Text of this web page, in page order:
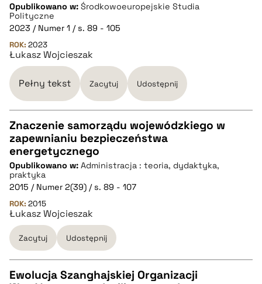
pobierz cytat
BIBTEX
pobierz cytat
Opublikowano w: Środkowoeuropejskie Studia
Polityczne
2023 / Numer 1 / s. 89 - 105
ROK: 2023
Łukasz Wojcieszak
Pełny tekst Zacytuj Udostępnij
CZYSTY TEKST
pobierz cytat
BIBTEX
pobierz cytat
Znaczenie samorządu wojewódzkiego w
zapewnianiu bezpieczeństwa
energetycznego
Opublikowano w: Administracja : teoria, dydaktyka,
praktyka
2015 / Numer 2(39) / s. 89 - 107
ROK: 2015
Łukasz Wojcieszak
Zacytuj Udostępnij
Ewolucja Szanghajskiej Organizacji